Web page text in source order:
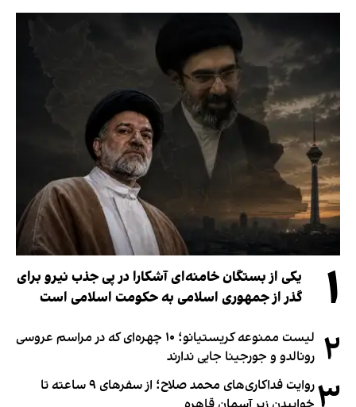
۱
یکی از بستگان خامنه‌ای آشکارا در پی جذب نیرو برای
گذر از جمهوری اسلامی به حکومت اسلامی است
۲
لیست ممنوعه کریستیانو؛ ۱۰ چهره‌ای که در مراسم عروسی
رونالدو و جورجینا جایی ندارند
روایت فداکاری‌های محمد صلاح؛ از سفرهای ۹ ساعته تا